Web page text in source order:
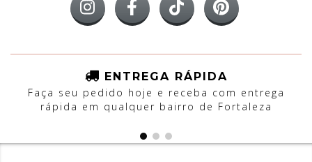
ENTREGA RÁPIDA
Faça seu pedido hoje e receba com entrega
rápida em qualquer bairro de Fortaleza